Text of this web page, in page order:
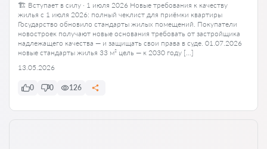
🏗️ Вступает в силу · 1 июля 2026 Новые требования к качеству
жилья с 1 июля 2026: полный чеклист для приёмки квартиры
Государство обновило стандарты жилых помещений. Покупатели
новостроек получают новые основания требовать от застройщика
надлежащего качества — и защищать свои права в суде. 01.07.2026
новые стандарты жилья 33 м² цель — к 2030 году […]
13.05.2026
0 0 126